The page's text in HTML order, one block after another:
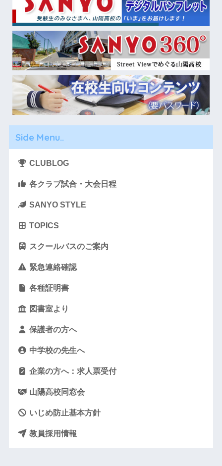
Side Menu..
CLUBLOG
各クラブ試合・大会日程
SANYO STYLE
TOPICS
スクールバスのご案内
緊急連絡確認
各種証明書
図書室より
保護者の方へ
中学校の先生へ
企業の方へ：求人票受付
山陽高校同窓会
いじめ防止基本方針
教員採用情報